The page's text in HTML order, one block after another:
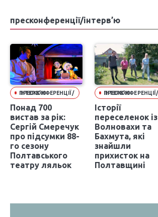
пресконференції/інтерв’ю
ПРЕСКОНФЕРЕНЦІЇ/ІНТЕРВ'Ю
Понад 700
вистав за рік:
Сергій Смеречук
про підсумки 88-
го сезону
Полтавського
театру ляльок
ПРЕСКОНФЕРЕНЦІЇ/ІНТЕРВ'Ю
Історії
переселенок із
Волновахи та
Бахмута, які
знайшли
прихисток на
Полтавщині